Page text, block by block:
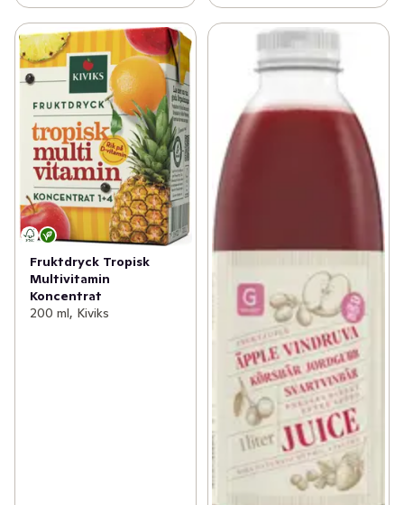
Fruktdryck Tropisk
Multivitamin
Koncentrat
200 ml, Kiviks